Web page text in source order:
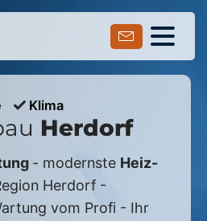
Klima
Herdorf
- modernste Heiz-
Herdorf -
vom Profi - Ihr